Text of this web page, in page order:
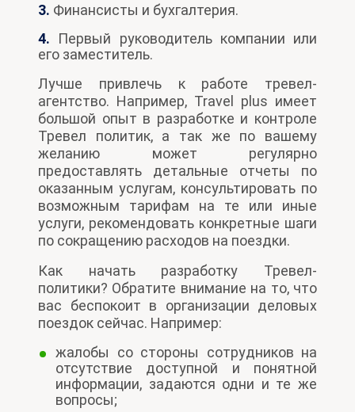
3. Финансисты и бухгалтерия.
4.
Первый руководитель компании или
его заместитель.
Лучше привлечь к работе тревел-
агентство. Например, Travel plus имеет
большой опыт в разработке и контроле
Тревел политик, а так же по вашему
желанию может регулярно
предоставлять детальные отчеты по
оказанным услугам, консультировать по
возможным тарифам на те или иные
услуги, рекомендовать конкретные шаги
по сокращению расходов на поездки.
Как начать разработку Тревел-
политики? Обратите внимание на то, что
вас беспокоит в организации деловых
поездок сейчас. Например:
жалобы со стороны сотрудников на
отсутствие доступной и понятной
информации, задаются одни и те же
вопросы;